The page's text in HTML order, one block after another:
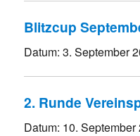
Blitzcup
Datum:3. September
2. Runde
Datum: 10. September